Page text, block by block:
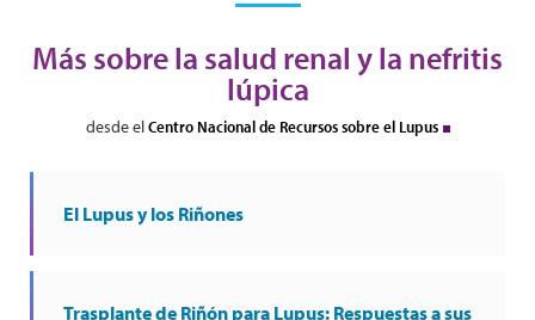
Más sobre la salud renal y la nefritis
lúpica
desde elCentro Nacional de Recursos sobre el Lupus
El Lupus y los Riñones
Trasplante de Riñón para Lupus: Respuestas a sus